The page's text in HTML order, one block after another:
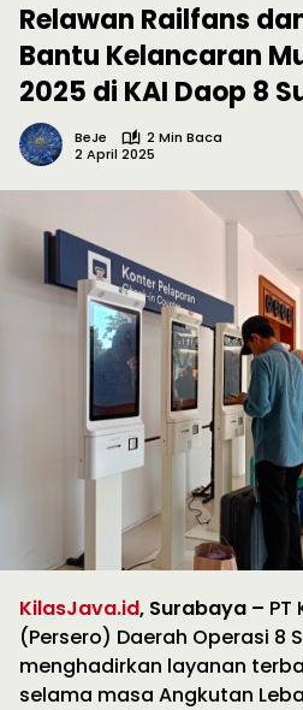
Relawan Railfans
Bantu Kelancaran
2025 di KAI Daop 8
BeJe
2 Min Baca
2 April 2025
KilasJava.id, Surabaya – PT
(Persero) Daerah Operasi 8
menghadirkan layanan
selama masa Angkutan